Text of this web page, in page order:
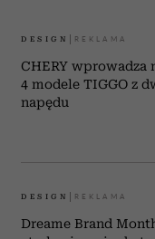
DESIGN
CHERY wprowadza
4 modele TIGGO z
napędu
DESIGN
Dreame Brand